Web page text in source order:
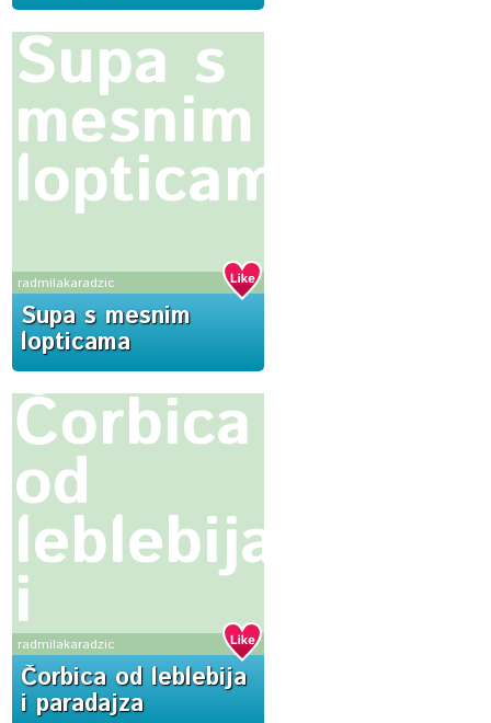
Supa s
mesnim
lopticama
radmilakaradzic
Supa s mesnim
lopticama
Čorbica
od
leblebija
i
paradajza
radmilakaradzic
Čorbica od leblebija
i paradajza